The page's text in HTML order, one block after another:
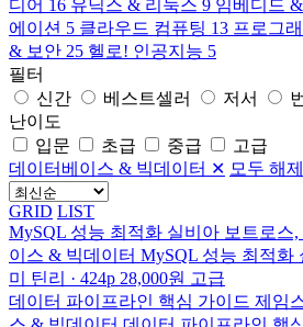
디어 16 유닉스 & 리눅스 9 임베디드
에이션 5 클라우드 컴퓨팅 13 프로그
& 보안 25 헬로! 인공지능 5
필터
신간
베스트셀러 저서
난이도
입문
초급 중급
고급
데이터베이스 & 빅데이터 ✕ 모두 해제
GRID LIST
MySQL 성능 최적화 실비아 보트로스,
이스 & 빅데이터 MySQL 성능 최적화
미 틴리 · 424p 28,000원 고급
데이터 파이프라인 핵심 가이드 제임